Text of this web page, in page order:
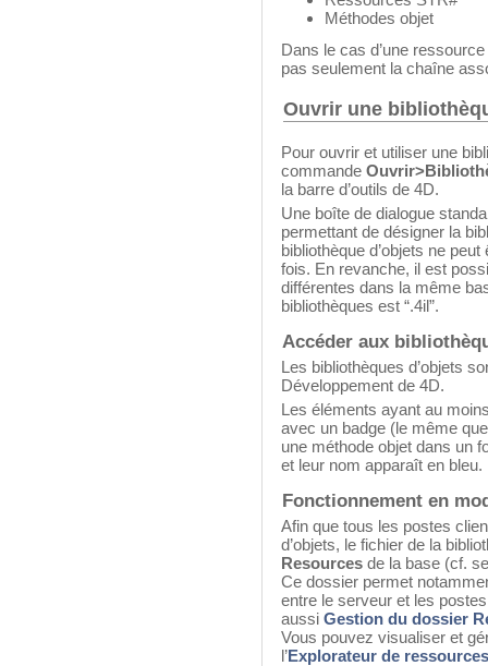
Méthodes objet
Dans le cas d’une
pas seulement la chaîne
Ouvrir une
Pour ouvrir et utiliser une
commande
la barre d’outils de 4D.
Une boîte de dialogue
permettant de désigner la
bibliothèque d’objets ne
fois. En revanche, il est
différentes dans la même
bibliothèques est “.4il”.
Accéder aux
Les bibliothèques d’objets
Développement de 4D.
Les éléments ayant au
avec un badge (le même
une méthode objet dans un
et leur nom apparaît en bleu.
Fonctionnement en
Afin que tous les postes
d’objets, le fichier de la
Resources de la base (cf.
Ce dossier permet
entre le serveur et les
aussi Gestion du dossier
Vous pouvez visualiser et
l’Explorateur de ressources